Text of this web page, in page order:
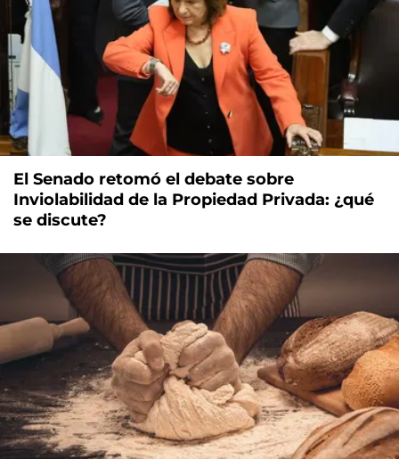
El Senado retomó el debate sobre
Inviolabilidad de la Propiedad Privada: ¿qué
se discute?